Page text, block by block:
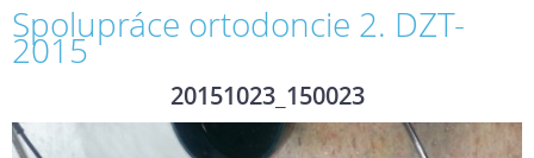
Spolupráce ortodoncie 2. DZT-
2015
20151023_150023